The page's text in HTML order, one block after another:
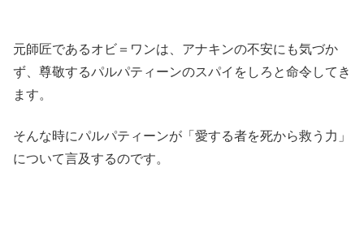
元師匠であるオビ＝ワンは、アナキンの不安にも気づか
ず、尊敬するパルパティーンのスパイをしろと命令してき
ます。
そんな時にパルパティーンが「愛する者を死から救う力」
について言及するのです。